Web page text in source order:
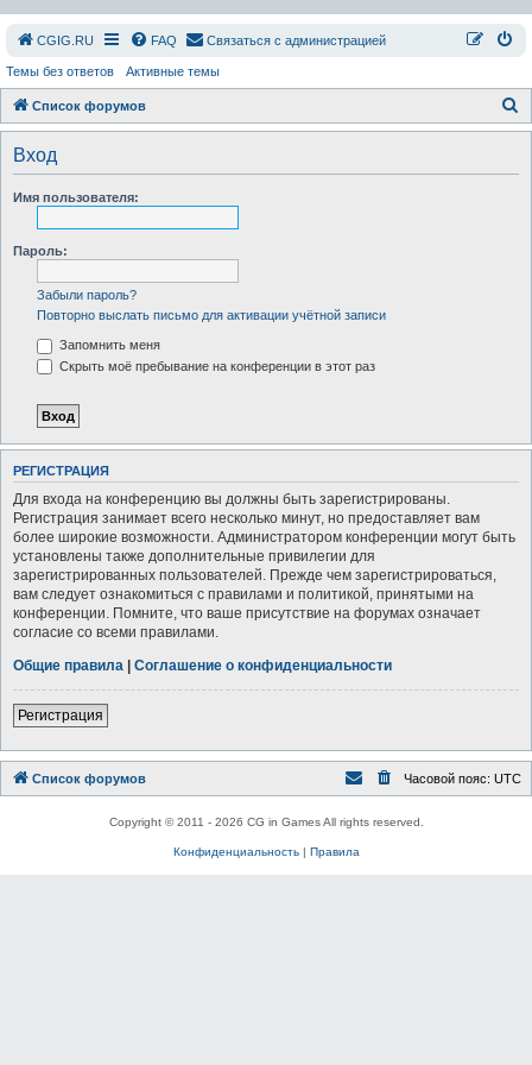
СGIG.RU FAQ Связаться с администрацией
Темы без ответов Активные темы
Список форумов
о
Вход
Имя пользователя:
Пароль:
Забыли пароль?
Повторно выслать письмо для активации учётной записи
Запомнить меня
Скрыть моё пребывание на конференции в этот раз
РЕГИСТРАЦИЯ
Для входа на конференцию вы должны быть зарегистрированы.
Регистрация занимает всего несколько минут, но предоставляет вам
более широкие возможности. Администратором конференции могут быть
установлены также дополнительные привилегии для
зарегистрированных пользователей. Прежде чем зарегистрироваться,
вам следует ознакомиться с правилами и политикой, принятыми на
конференции. Помните, что ваше присутствие на форумах означает
согласие со всеми правилами.
Общие правила | Соглашение о конфиденциальности
Регистрация
Список форумов Часовой пояс: UTC
Copyright © 2011 - 2026 CG in Games All rights reserved.
Конфиденциальность| Правила